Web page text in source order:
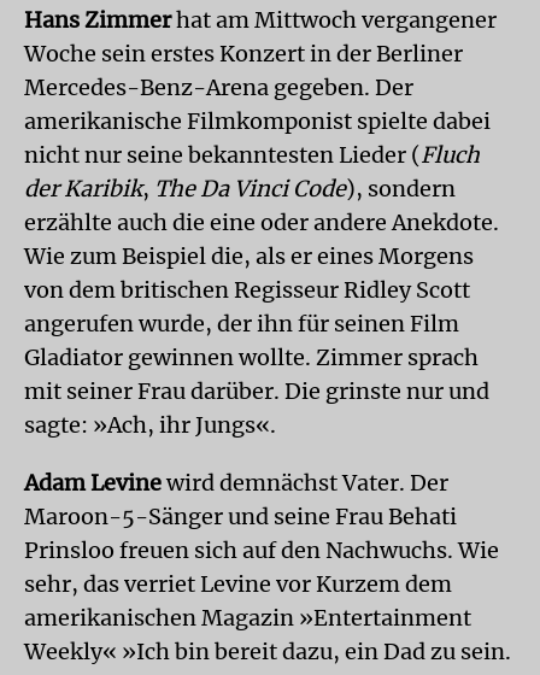
Hans Zimmerhat am Mittwoch vergangener
Woche sein erstes Konzert in der Berliner
Mercedes-Benz-Arena gegeben. Der
amerikanische Filmkomponist spielte dabei
nicht nur seine bekanntesten Lieder (Fluch
der Karibik, The Da Vinci Code), sondern
erzählte auch die eine oder andere Anekdote.
Wie zum Beispiel die, als er eines Morgens
von dem britischen Regisseur Ridley Scott
angerufen wurde, der ihn für seinen Film
Gladiator gewinnen wollte. Zimmer sprach
mit seiner Frau darüber. Die grinste nur und
sagte: »Ach, ihr Jungs«.
Adam Levinewird demnächst Vater. Der
Maroon-5-Sänger und seine Frau Behati
Prinsloo freuen sich auf den Nachwuchs. Wie
sehr, das verriet Levine vor Kurzem dem
amerikanischen Magazin »Entertainment
Weekly« »Ich bin bereit dazu, ein Dad zu sein.